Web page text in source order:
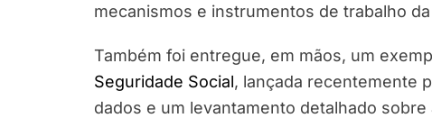
mecanismos e instrumentos de trabalho
Também foi entregue, em mãos, um
Seguridade Social, lançada recentemente
dados e um levantamento detalhado